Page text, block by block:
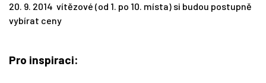
20. 9. 2014 vítězové (od 1. po 10. místa) si budou postupně
vybírat ceny
Pro inspiraci: